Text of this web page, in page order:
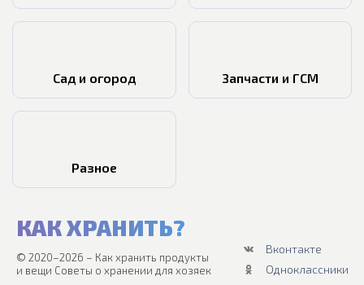
Сад и огород Запчасти и ГСМ
Разное
КАК ХРАНИТЬ?
© 2020–2026 – Как хранить продукты
и вещи Советы о хранении для хозяек
Вконтакте
Одноклассники